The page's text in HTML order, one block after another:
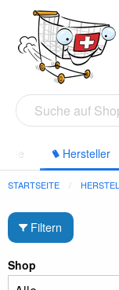
Hersteller
STARTSEITE
Filtern
Shop